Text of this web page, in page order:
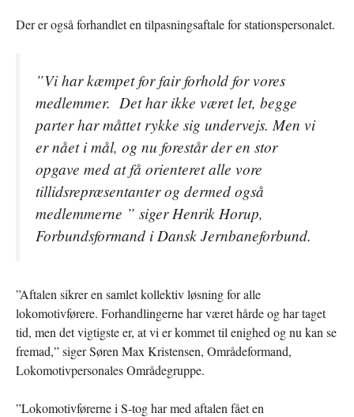
Der er også forhandlet en tilpasningsaftale for stationspersonalet.
”Vi har kæmpet for fair forhold for vores
medlemmer. Det har ikke været let, begge
parter har måttet rykke sig undervejs. Men vi
er nået i mål, og nu forestår der en stor
opgave med at få orienteret alle vore
tillidsrepræsentanter og dermed også
medlemmerne ” siger Henrik Horup,
Forbundsformand i Dansk Jernbaneforbund.
”Aftalen sikrer en samlet kollektiv løsning for alle
lokomotivførere. Forhandlingerne har været hårde og har taget
tid, men det vigtigste er, at vi er kommet til enighed og nu kan se
fremad,” siger Søren Max Kristensen, Områdeformand,
Lokomotivpersonales Områdegruppe.
”Lokomotivførerne i S-tog har med aftalen fået en